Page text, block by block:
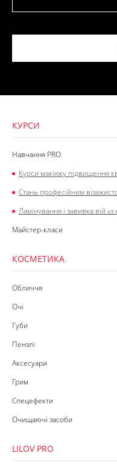
КУРСИ
Навчання PRO
Курси макіяжу підвищення
Стань професійним
Ламінування і завивка вій «з
Майстер-класи
КОСМЕТИКА
Обличчя
Очі
Губи
Пензлі
Аксесуари
Грим
Спецефекти
Очищаючі засоби
LILOV PRO